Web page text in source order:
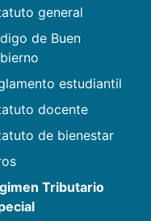
general
de Buen
estudiantil
docente
de bienestar
Tributario